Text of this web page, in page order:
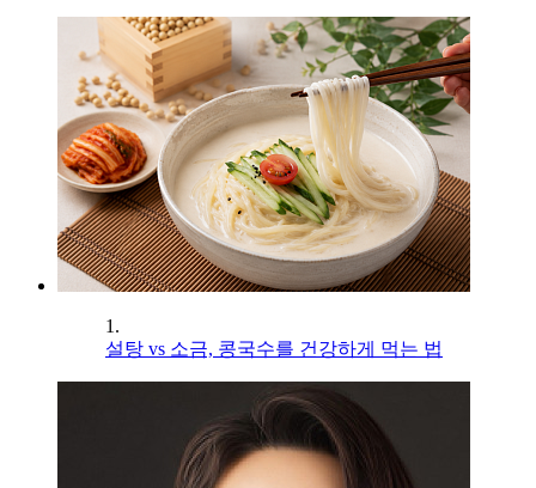
1.
설탕 vs 소금, 콩국수를 건강하게 먹는 법